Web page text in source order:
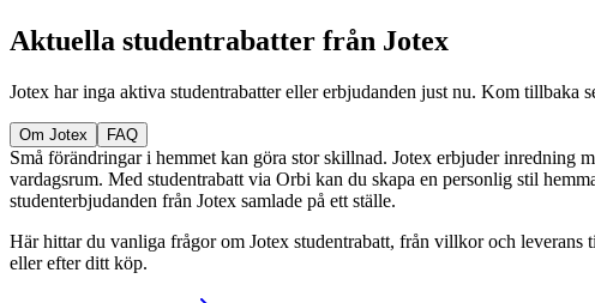
Aktuella studentrabatter från Jotex
Jotex har inga aktiva studentrabatter eller erbjudanden just nu. Kom tillbaka
Om Jotex FAQ
Små förändringar i hemmet kan göra stor skillnad. Jotex erbjuder inredning
vardagsrum. Med studentrabatt via Orbi kan du skapa en personlig stil
studenterbjudanden från Jotex samlade på ett ställe.
Här hittar du vanliga frågor om Jotex studentrabatt, från villkor och
eller efter ditt köp.